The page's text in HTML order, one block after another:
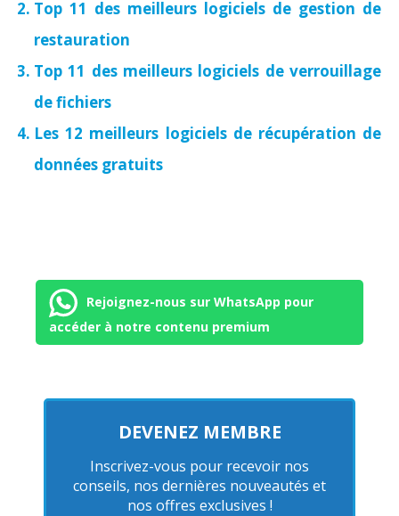
Top 11 des meilleurs logiciels de gestion de
restauration
Top 11 des meilleurs logiciels de verrouillage
de fichiers
Les 12 meilleurs logiciels de récupération de
données gratuits
Rejoignez-nous sur WhatsApp pour
accéder à notre contenu premium
DEVENEZ MEMBRE
Inscrivez-vous pour recevoir nos
conseils, nos dernières nouveautés et
nos offres exclusives !